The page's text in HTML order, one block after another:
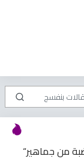
“ريال مدريد أكبر منك”.. ردود فعل غاضبة من جماهير